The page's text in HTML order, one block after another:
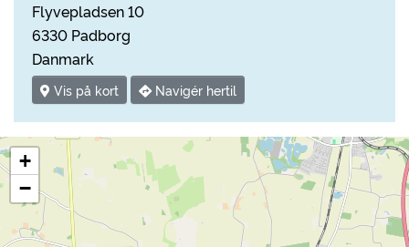
Flyvepladsen 10
6330 Padborg
Danmark
Vis på kort Navigér hertil
+
−